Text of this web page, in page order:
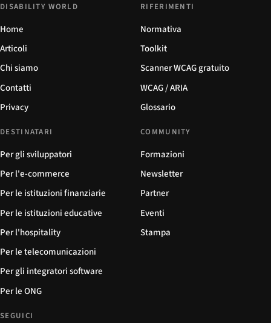
DISABILITY WORLD
Home
Articoli
Chi siamo
Contatti
Privacy
RIFERIMENTI
Normativa
Toolkit
Scanner WCAG gratuito
WCAG / ARIA
Glossario
DESTINATARI
Per gli sviluppatori
Per l'e-commerce
Per le istituzioni finanziarie
Per le istituzioni educative
Per l'hospitality
Per le telecomunicazioni
Per gli integratori software
Per le ONG
COMMUNITY
Formazioni
Newsletter
Partner
Eventi
Stampa
SEGUICI